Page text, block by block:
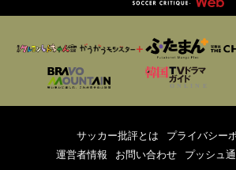
サッカー批評とは
プライバシー
運営者情報
お問い合わせ プッシュ